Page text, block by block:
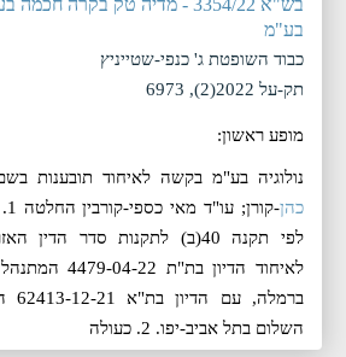
בע"מ
כבוד השופטת ג' כנפי-שטייניץ
תק-על 2022(2), 6973
מופע ראשון:
נולוגיה בע"מ בקשה לאיחוד תובענות
כהן
-
לאיחוד הדיון
השלום בתל אביב-יפו. 2. כעולה